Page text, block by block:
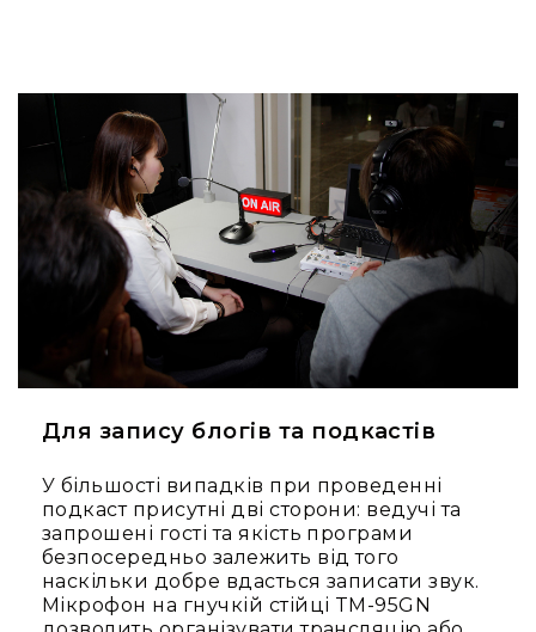
та
комплектуючі
Навушники
Універсальні
Для
аудіофілів
Для
спорту
Для
моніторингу
Для
Dj
та
Для
перегляду
фільмів/
ТБ
Для
Для запису блогів та подкастів
У більшості випадків при проведенні
подкаст присутні дві сторони: ведучі та
запрошені гості та якість програми
безпосередньо залежить від того
наскільки добре вдасться записати звук.
Мікрофон на гнучкій стійці TM-95GN